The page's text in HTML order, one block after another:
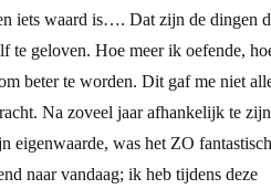
te maken, te delen met anderen,
iets waard is…. Dat zijn de dingen
te geloven. Hoe meer ik oefende,
beter te worden. Dit gaf me niet
Na zoveel jaar afhankelijk te zijn
eigenwaarde, was het ZO fantastisch